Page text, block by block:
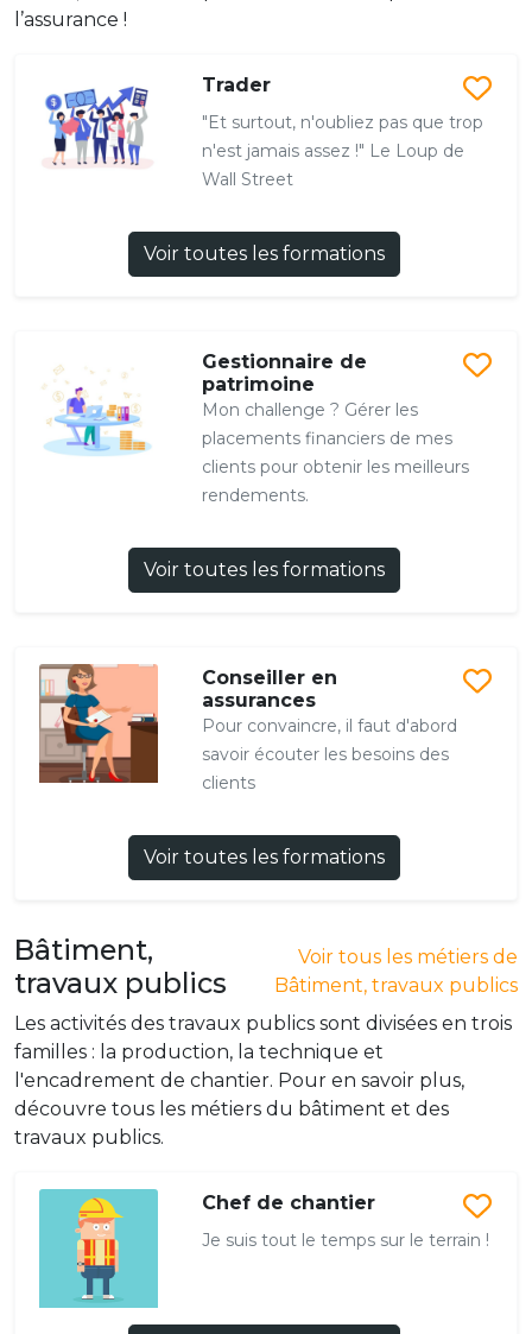
l’assurance !
Trader
"Et surtout, n'oubliez pas que trop
n'est jamais assez !" Le Loup de
Wall Street
Voir toutes les formations
Gestionnaire de
patrimoine
Mon challenge ? Gérer les
placements financiers de mes
clients pour obtenir les meilleurs
rendements.
Voir toutes les formations
Conseiller en
assurances
Pour convaincre, il faut d'abord
savoir écouter les besoins des
clients
Voir toutes les formations
Bâtiment,
travaux publics
Voir tous les métiers de
Bâtiment, travaux publics
Les activités des travaux publics sont divisées en trois
familles : la production, la technique et
l'encadrement de chantier. Pour en savoir plus,
découvre tous les métiers du bâtiment et des
travaux publics.
Chef de chantier
Je suis tout le temps sur le terrain !